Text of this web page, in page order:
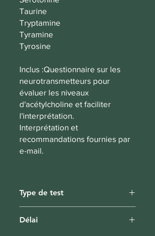
Taurine
Tryptamine
Tyramine
Tyrosine
Inclus :Questionnaire sur les
neurotransmetteurs pour
évaluer les niveaux
d'acétylcholine et faciliter
l'interprétation.
Interprétation et
recommandations fournies par
e-mail.
Type de test
Délai